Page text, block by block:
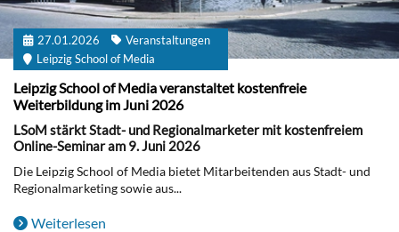
27.01.2026
Veranstaltungen
Leipzig School of Media
Leipzig School of Media veranstaltet kostenfreie
Weiterbildung im Juni 2026
LSoM stärkt Stadt- und Regionalmarketer mit kostenfreiem
Online-Seminar am 9. Juni 2026
Die Leipzig School of Media bietet Mitarbeitenden aus Stadt- und
Regionalmarketing sowie aus...
Weiterlesen